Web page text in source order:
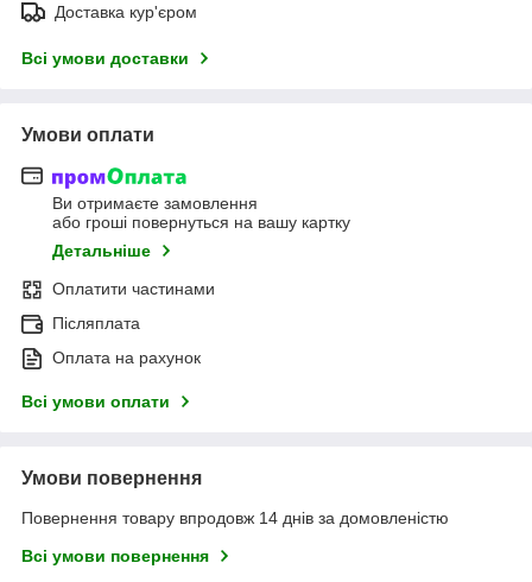
Доставка кур'єром
Всі умови доставки
Умови оплати
Ви отримаєте замовлення
або гроші повернуться на вашу картку
Детальніше
Оплатити частинами
Післяплата
Оплата на рахунок
Всі умови оплати
Умови повернення
Повернення товару впродовж 14 днів за домовленістю
Всі умови повернення